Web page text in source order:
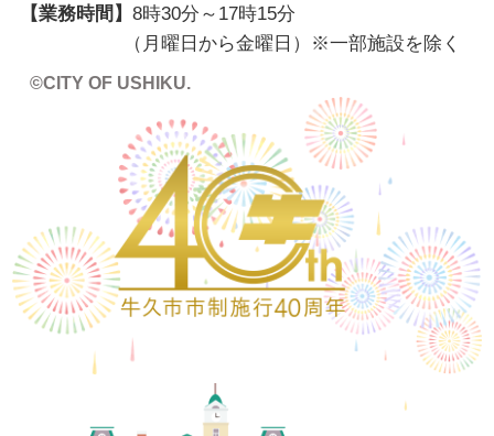
【業務時間】 8時30分～17時15分
（月曜日から金曜日）※一部施設を除く
©CITY OF USHIKU.